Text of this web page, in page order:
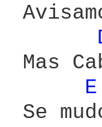
Mas
E
Se